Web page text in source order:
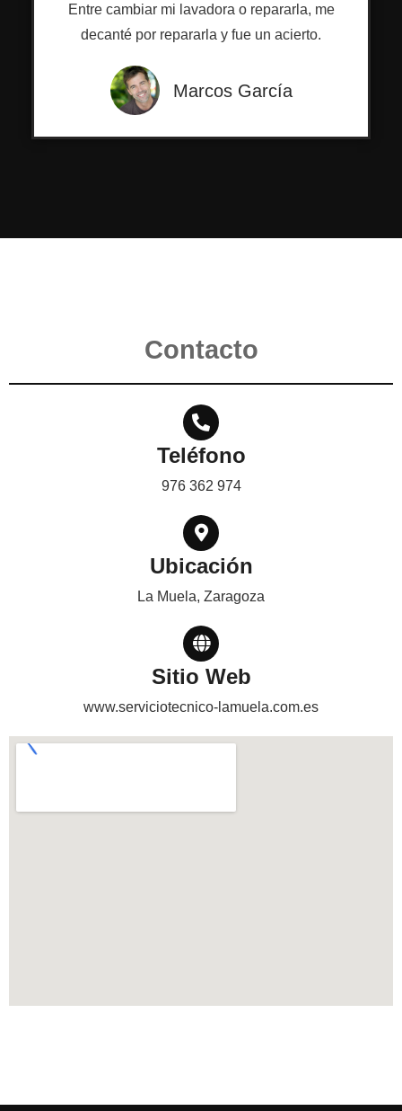
Entre cambiar mi lavadora o repararla, me
decanté por repararla y fue un acierto.
Marcos García
Contacto
Teléfono
976 362 974
Ubicación
La Muela, Zaragoza
Sitio Web
www.serviciotecnico-lamuela.com.es